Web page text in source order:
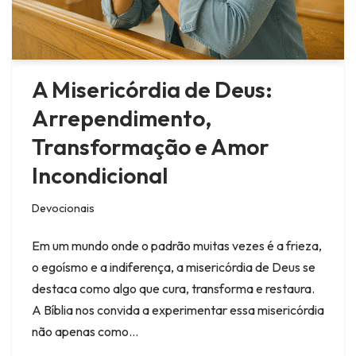
A Misericórdia de Deus:
Arrependimento,
Transformação e Amor
Incondicional
Devocionais
Em um mundo onde o padrão muitas vezes é a frieza,
o egoísmo e a indiferença, a misericórdia de Deus se
destaca como algo que cura, transforma e restaura.
A Bíblia nos convida a experimentar essa misericórdia
não apenas como…